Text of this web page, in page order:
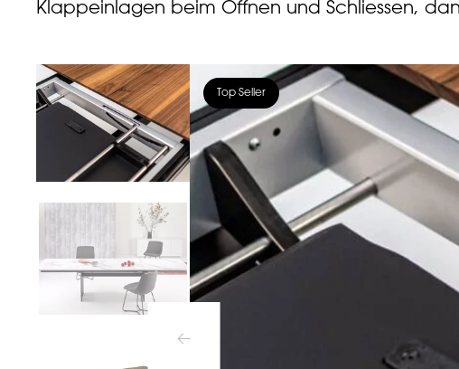
Klappeinlagen beim Öffnen und Schliessen,
Top Seller